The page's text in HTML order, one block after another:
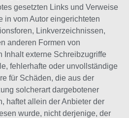
gesetzten Links und Verweise
in vom Autor eingerichteten
Linkverzeichnissen,
anderen Formen von
Inhalt externe Schreibzugriffe
fehlerhafte oder unvollständige
für Schäden, die aus der
solcherart dargebotener
haftet allein der Anbieter der
wurde, nicht derjenige, der